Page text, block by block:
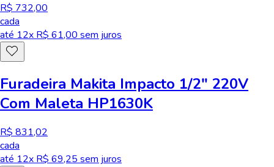
R$ 732,00
cada
até 12x R$ 61,00 sem juros
Furadeira Makita Impacto 1/2" 220V
Com Maleta HP1630K
R$ 831,02
cada
até 12x R$ 69,25 sem juros